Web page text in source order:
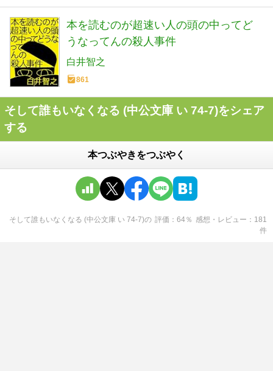
本を読むのが超速い人の頭の中ってど
うなってんの殺人事件
白井智之
861
そして誰もいなくなる (中公文庫 い 74-7)をシェア
する
本つぶやきをつぶやく
そして誰もいなくなる (中公文庫 い 74-7)の 評価 64％ 感想・レビュー
181
件